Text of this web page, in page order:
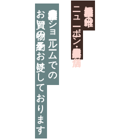
神奈川県相模原市に日本唯一の
​ニューボーン撮影用小道具店・３店舗
神奈川県相模原市のショールームでの
お買い物の予約をお受けしております